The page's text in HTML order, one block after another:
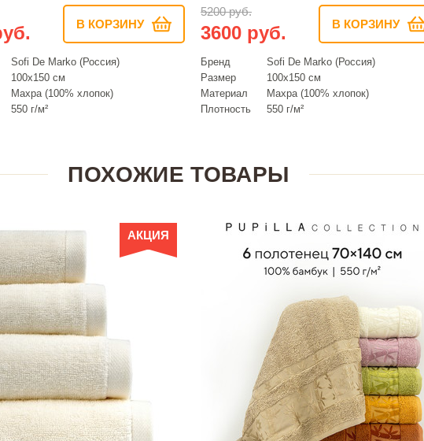
В КОРЗИНУ
Sofi De Marko (Россия)
100х150 см
Махра (100% хлопок)
550 г/м²
5200 руб.
3600 руб. В КОРЗИНУ
Бренд
Sofi De Marko (Россия)
Размер
100х150 см
Материал
Махра (100% хлопок)
Плотность
550 г/м²
ПОХОЖИЕ ТОВАРЫ
АКЦИЯ